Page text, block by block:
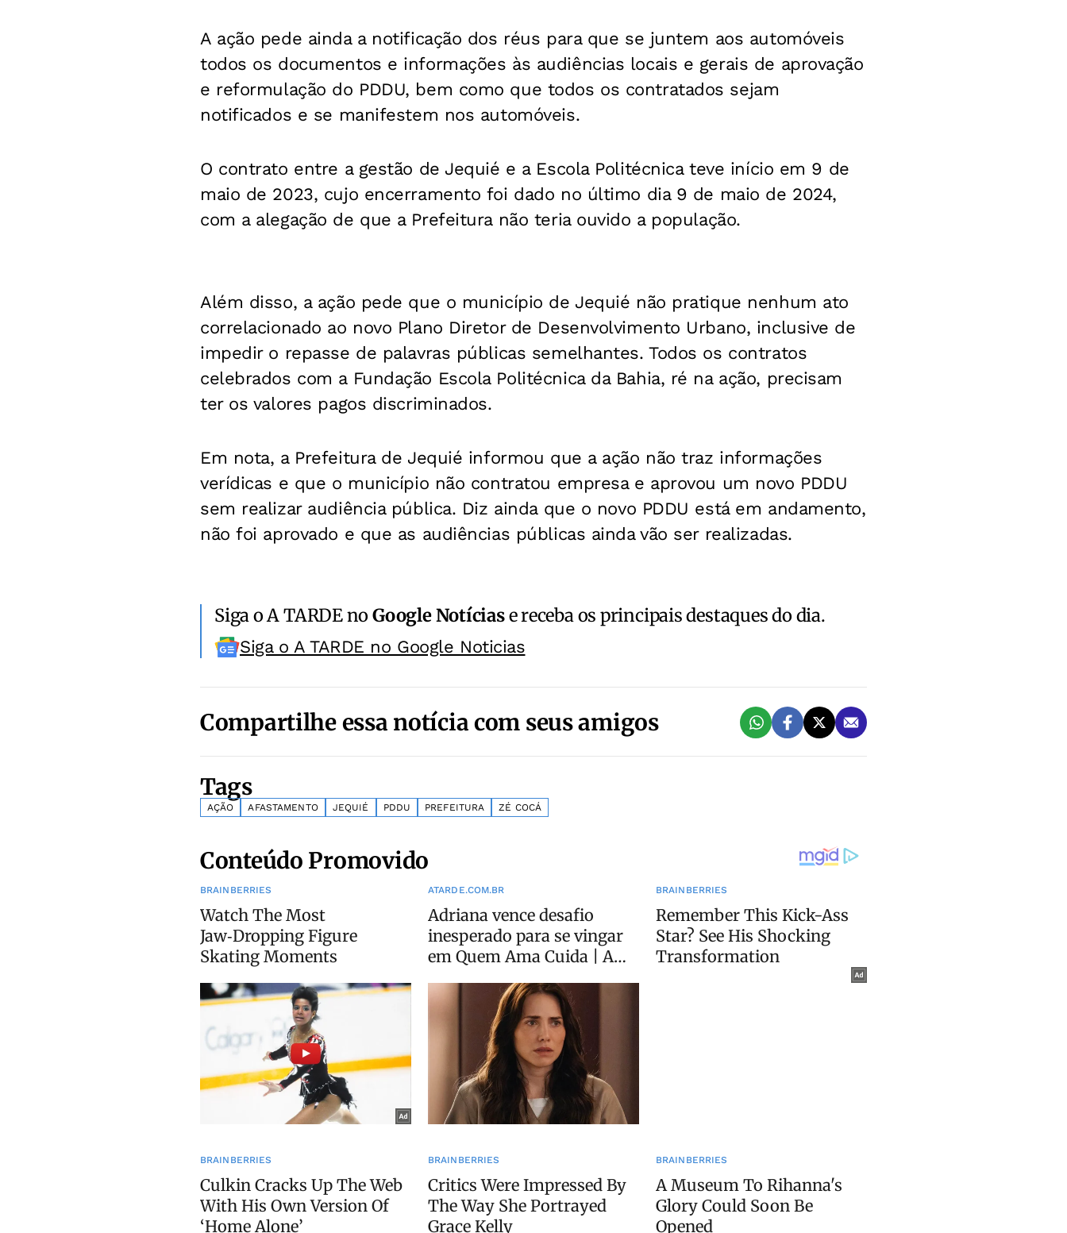
A ação pede ainda a notificação dos réus para que se juntem aos automóveis
todos os documentos e informações às audiências locais e gerais de aprovação
e reformulação do PDDU, bem como que todos os contratados sejam
notificados e se manifestem nos automóveis.
O contrato entre a gestão de Jequié e a Escola Politécnica teve início em 9 de
maio de 2023, cujo encerramento foi dado no último dia 9 de maio de 2024,
com a alegação de que a Prefeitura não teria ouvido a população.
Além disso, a ação pede que o município de Jequié não pratique nenhum ato
correlacionado ao novo Plano Diretor de Desenvolvimento Urbano, inclusive de
impedir o repasse de palavras públicas semelhantes. Todos os contratos
celebrados com a Fundação Escola Politécnica da Bahia, ré na ação, precisam
ter os valores pagos discriminados.
Em nota, a Prefeitura de Jequié informou que a ação não traz informações
verídicas e que o município não contratou empresa e aprovou um novo PDDU
sem realizar audiência pública. Diz ainda que o novo PDDU está em andamento,
não foi aprovado e que as audiências públicas ainda vão ser realizadas.
Siga o A TARDE noGoogle Notíciase receba os principais destaques do dia.
Siga o A TARDE no Google Noticias
Compartilhe essa notícia com seus amigos
Tags
AÇÃO AFASTAMENTO JEQUIÉ PDDU PREFEITURA ZÉ COCÁ